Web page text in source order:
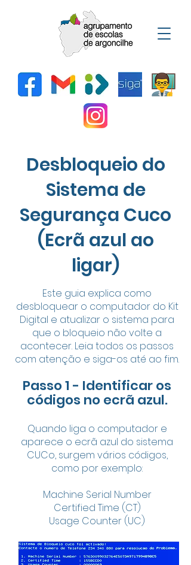
Desbloqueio do
Sistema de
Segurança Cuco
(Ecrã azul ao
ligar)
Este guia explica como
desbloquear o computador do Kit
Digital e atualizar o sistema para
que o bloqueio não volte a
acontecer. Leia todos os passos
com atenção e siga-os até ao fim.
Passo 1 - Identificar os
códigos no ecrã azul.
Quando liga o computador e
aparece o ecrã azul do sistema
CUCo, surgem vários códigos,
como por exemplo:
Machine Serial Number
Certified Time (CT)
Usage Counter (UC)